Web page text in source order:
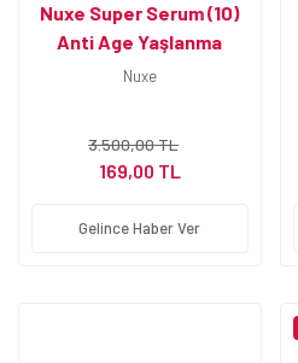
Nuxe Super Serum (10)
Anti Age Yaşlanma
Karşıtı Serum 30 ml
Nuxe
3.500,00 TL
169,00 TL
Gelince Haber Ver